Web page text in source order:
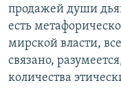
продажей души
есть
мирской власти,
связано,
количества